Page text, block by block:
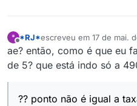
*
Offline
*RJ*escreveu em 17 de mai.
última edição por
ae? então, como é que eu
de 5? que está indo só a
?? ponto não é igual a